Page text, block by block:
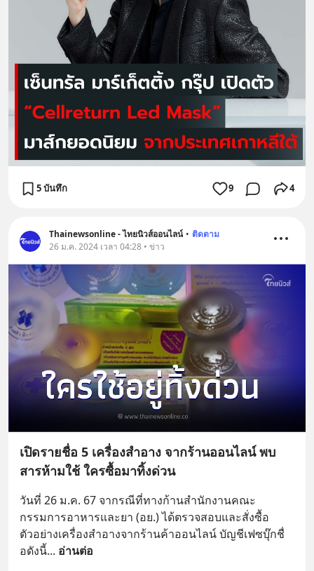
5 บันทึก 9 4
Thainewsonline - ไทยนิวส์ออนไลน์ • ติดตาม
26 ม.ค. 2024 เวลา 04:28 • ข่าว
เปิดรายชื่อ 5 เครื่องสำอาง จากร้านออนไลน์ พบ
สารห้ามใช้ ใครซื้อมาทิ้งด่วน
วันที่ 26 ม.ค. 67 จากรณีที่ทางก้านสำนักงานคณะ
กรรมการอาหารและยา (อย.) ได้ตรวจสอบและสั่งซื้อ
ตัวอย่างเครื่องสำอางจากร้านค้าออนไลน์ บัญชีเฟซบุ๊กชื่
อดังนี้... อ่านต่อ